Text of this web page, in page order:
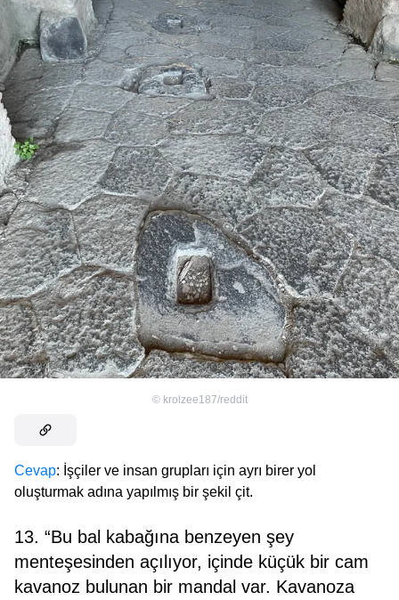
© krolzee187/reddit
Cevap: İşçiler ve insan grupları için ayrı birer yol
oluşturmak adına yapılmış bir şekil çit.
13. “Bu bal kabağına benzeyen şey
menteşesinden açılıyor, içinde küçük bir cam
kavanoz bulunan bir mandal var. Kavanoza